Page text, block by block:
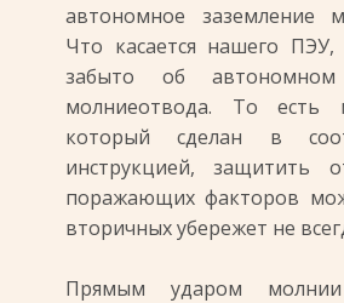
автономное заземление
Что касается нашего
забыто об автономном
молниеотвода. То есть
который сделан в
инструкцией, защитить
поражающих факторов
вторичных убережет не
Прямым ударом молнии